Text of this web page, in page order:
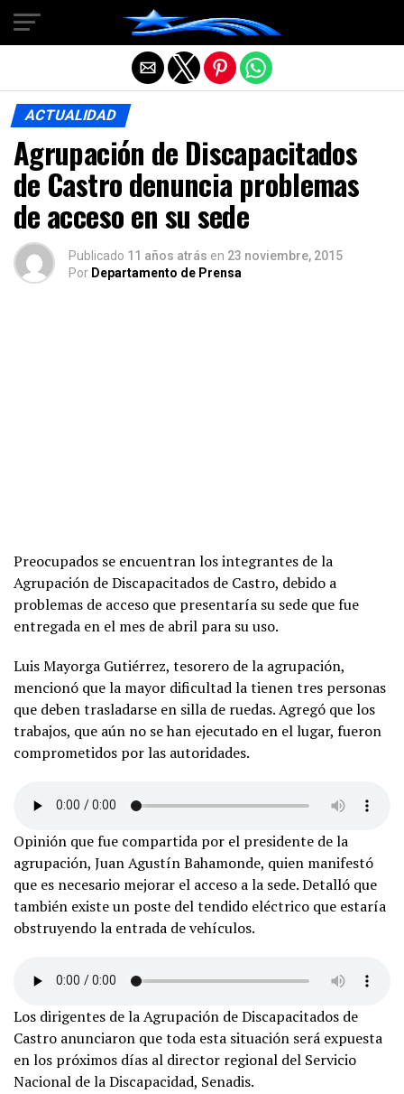
ACTUALIDAD
Agrupación de Discapacitados
de Castro denuncia problemas
de acceso en su sede
Publicado 11 años atrás en 23 noviembre, 2015
Por Departamento de Prensa
Preocupados se encuentran los integrantes de la
Agrupación de Discapacitados de Castro, debido a
problemas de acceso que presentaría su sede que fue
entregada en el mes de abril para su uso.
Luis Mayorga Gutiérrez, tesorero de la agrupación,
mencionó que la mayor dificultad la tienen tres personas
que deben trasladarse en silla de ruedas. Agregó que los
trabajos, que aún no se han ejecutado en el lugar, fueron
comprometidos por las autoridades.
Opinión que fue compartida por el presidente de la
agrupación, Juan Agustín Bahamonde, quien manifestó
que es necesario mejorar el acceso a la sede. Detalló que
también existe un poste del tendido eléctrico que estaría
obstruyendo la entrada de vehículos.
Los dirigentes de la Agrupación de Discapacitados de
Castro anunciaron que toda esta situación será expuesta
en los próximos días al director regional del Servicio
Nacional de la Discapacidad, Senadis.
Salir de la versión móvil